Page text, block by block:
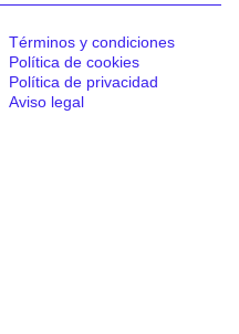
Términos y condiciones
Política de cookies
Política de privacidad
Aviso legal